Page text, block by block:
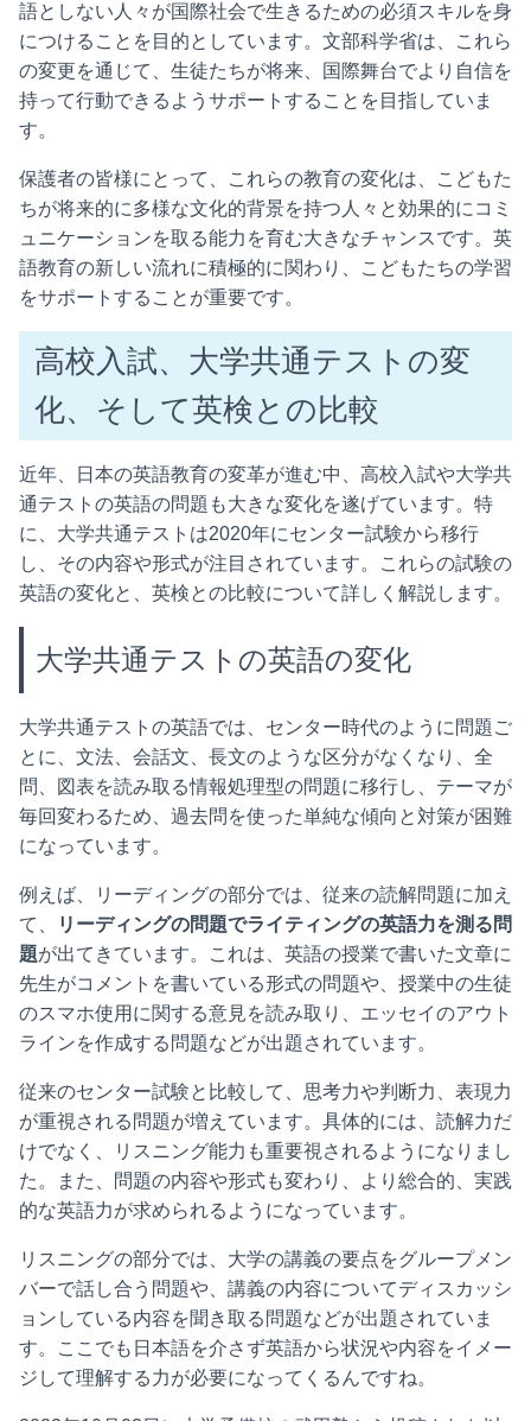
語としない人々が国際社会で生きるための必須スキルを身
につけることを目的としています。文部科学省は、これら
の変更を通じて、生徒たちが将来、国際舞台でより自信を
持って行動できるようサポートすることを目指していま
す。
保護者の皆様にとって、これらの教育の変化は、こどもた
ちが将来的に多様な文化的背景を持つ人々と効果的にコミ
ュニケーションを取る能力を育む大きなチャンスです。英
語教育の新しい流れに積極的に関わり、こどもたちの学習
をサポートすることが重要です。
高校入試、大学共通テストの変
化、そして英検との比較
近年、日本の英語教育の変革が進む中、高校入試や大学共
通テストの英語の問題も大きな変化を遂げています。特
に、大学共通テストは2020年にセンター試験から移行
し、その内容や形式が注目されています。これらの試験の
英語の変化と、英検との比較について詳しく解説します。
大学共通テストの英語の変化
大学共通テストの英語では、センター時代のように問題ご
とに、文法、会話文、長文のような区分がなくなり、全
問、図表を読み取る情報処理型の問題に移行し、テーマが
毎回変わるため、過去問を使った単純な傾向と対策が困難
になっています。
例えば、リーディングの部分では、従来の読解問題に加え
て、
リーディングの問題でライティングの英語力を測る問
題が出てきています。これは、英語の授業で書いた文章に
先生がコメントを書いている形式の問題や、授業中の生徒
のスマホ使用に関する意見を読み取り、エッセイのアウト
ラインを作成する問題などが出題されています。
従来のセンター試験と比較して、思考力や判断力、表現力
が重視される問題が増えています。具体的には、読解力だ
けでなく、リスニング能力も重要視されるようになりまし
た。また、問題の内容や形式も変わり、より総合的、実践
的な英語力が求められるようになっています。
リスニングの部分では、大学の講義の要点をグループメン
バーで話し合う問題や、講義の内容についてディスカッシ
ョンしている内容を聞き取る問題などが出題されていま
す。ここでも日本語を介さず英語から状況や内容をイメー
ジして理解する力が必要になってくるんですね。